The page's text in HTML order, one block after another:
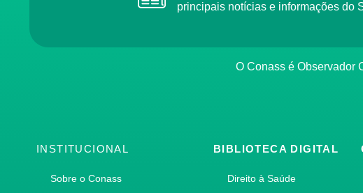
principais notícias e informações do
O Conass é
INSTITUCIONAL
Sobre o Conass
BIBLIOTECA DIGITAL
Direito à Saúde